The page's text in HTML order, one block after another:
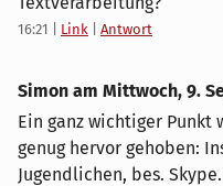
16:21 Link Antwort
Simon am Mittwoch, 9.
Ein ganz wichtiger Punkt
genug hervor gehoben:
Jugendlichen, bes.